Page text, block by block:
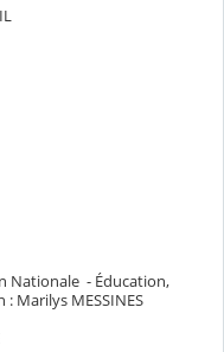
Nationale - Éducation,
Marilys MESSINES